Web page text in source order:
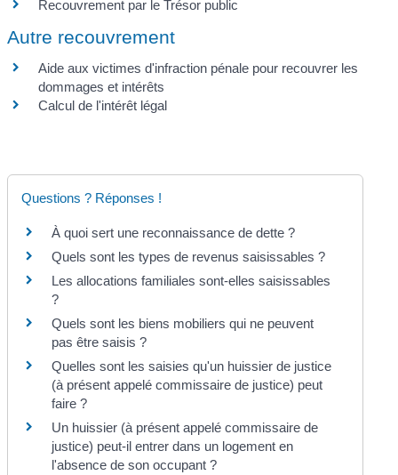
Recouvrement par le Trésor public
Autre recouvrement
Aide aux victimes d'infraction pénale pour recouvrer les
dommages et intérêts
Calcul de l'intérêt légal
Questions ? Réponses !
À quoi sert une reconnaissance de dette ?
Quels sont les types de revenus saisissables ?
Les allocations familiales sont-elles saisissables
?
Quels sont les biens mobiliers qui ne peuvent
pas être saisis ?
Quelles sont les saisies qu'un huissier de justice
(à présent appelé commissaire de justice) peut
faire ?
Un huissier (à présent appelé commissaire de
justice) peut-il entrer dans un logement en
l'absence de son occupant ?